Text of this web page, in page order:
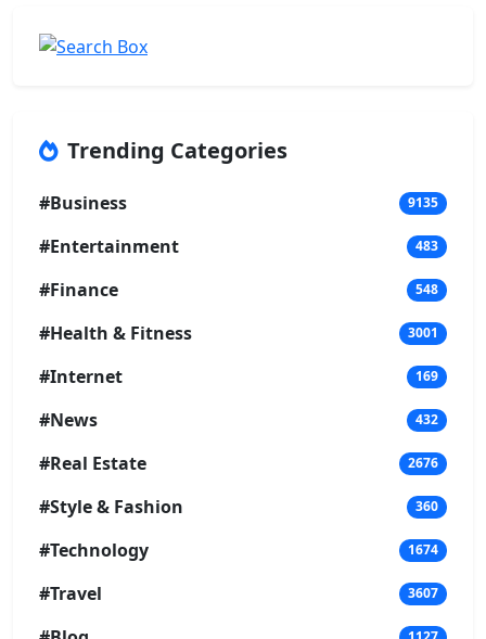
Trending Categories
#Business 9135
#Entertainment 483
#Finance 548
#Health & Fitness 3001
#Internet 169
#News 432
#Real Estate 2676
#Style & Fashion 360
#Technology 1674
#Travel 3607